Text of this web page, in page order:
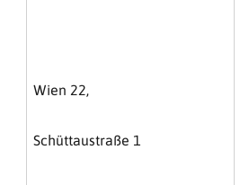
Wien 22,
Schüttaustraße 1